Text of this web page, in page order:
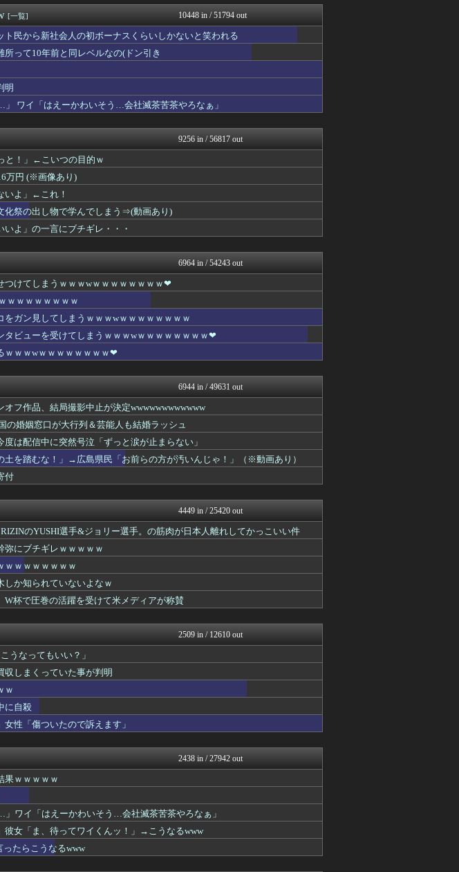
強へｗｗｗｗｗｗｗｗｗｗ
なんJクエスト
い、日本は上位なはずだ」...
なんJクエスト
…ﾋｭｯ」→結果・・・
VIPPER速報
ｗｗ
なんJミュージアム
ベルで固定される
ない！天皇制打倒！」
ｗｗｗｗ
なんJクエスト
・・・・・・・・・
なんJクエスト
不思議.net - 5ch...
題
いたしん！
い？」
マジキチ速報
なくてもいい、と公表して...
億3400万円しか回...
なんJクエスト
万円しか回収で...
を積んで熊本へ・・・・・...
ネギ速
行列＆芸能人も結婚...
ラビット速報
そろそろ終わりかな」
う・・・・・・・・・
なんJクエスト
いノロケ砲をお見舞いする...
ネギ速
白
ネギ速
若者は元気・・・
スコールちゃんねる｜２ちゃ...
した」←アニメの当てつけ...
で学んでしまう⇒(動画あ...
不思議.net - 5ch...
鎌田大地と同僚に
ｗｗｗｗｗ
筋肉速報
ない仕事ｗｗｗｗ
【2ch】ニュー速クオリテ...
り込む？笑」
ネギ速
ｗｗｗwwww
バズッター速報
を統括する人物」も含まれ...
ネギ速
モダンサー←ベンチ外
VIPPER速報
り)
NEWSぽけまとめーる
ネギ速
ポイント増、東...
哲学ニュースnwk
まうｗｗｗwｗｗｗｗｗｗ...
メントにブチギレ
まにゅそく 2chまとめニ...
にブチギレ・・・
不思議.net - 5ch...
Zチャンネル＠VIP
いたしん！
は？
キニ速
然号泣「ずっと涙が止まら...
ラビット速報
ゴールデンタイムズ
ｗｗｗｗｗｗｗｗｗｗｗ...
不思議.net - 5ch...
ｗｗ
筋肉速報
カせた結果ｗｗｗｗ...
【2ch】ニュー速クオリテ...
ｗｗｗｗｗ
ることがバレる……
キニ速
→広島県民「お前らの方が...
」言われたわ
てしまうｗｗｗwｗｗｗｗ...
なんJミュージアム
スコールちゃんねる｜２ちゃ...
椅子生活「死んだ方が良い...
コノユビニュース｜みんなの...
wwwwwwwww
ぶる速-VIP
一言で炎上ｗｗｗｗ
不思議.net - 5ch...
[一覧] 10448 in / 51794 out
ト民から新社会人の初ボーナスくらいしかないと笑われる
所って10年前と同レベルなの(ドン引き
明
ワイ「はえーかわいそう…会社滅茶苦茶やろなぁ」
9256 in / 56817 out
と！」←こいつの目的ｗ
万円 (※画像あり)
いよ」←これ！
化祭の出し物で学んでしまう⇒(動画あり)
いよ」の一言にブチギレ・・・
6964 in / 54243 out
つけてしまうｗｗｗwｗｗｗｗｗｗｗｗ❤
ｗｗｗｗｗｗｗｗ
をガン見してしまうｗｗｗwｗｗｗｗｗｗｗｗ
タビューを受けてしまうｗｗｗwｗｗｗｗｗｗｗｗ❤
ｗｗｗwｗｗｗｗｗｗｗｗ❤
6944 in / 49631 out
オフ作品、結局撮影中止が決定wwwwwwwwwwww
婚姻窓口が大行列＆芸能人も結婚ラッシュ
は配信中に突然号泣「ずっと涙が止まらない」
土を踏むな！」→広島県民「お前らの方が汚いんじゃ！」（※動画あり）
付
4449 in / 25420 out
のYUSHI選手&ジョリー選手。の筋肉が日本人離れしてかっこいい件
弥にブチギレｗｗｗｗｗ
ｗｗｗｗｗｗｗｗ
しか知られていないよなｗ
杯で圧巻の活躍を受けて米メディアが称賛
2509 in / 12610 out
うなってもいい？」
しまくっていた事が判明
ｗ
に自殺
性「傷ついたので訴えます」
2438 in / 27942 out
果ｗｗｗｗｗ
ワイ「はえーかわいそう…会社滅茶苦茶やろなぁ」
彼女「ま、待ってワイくんッ！」→こうなるwww
たらこうなるwww